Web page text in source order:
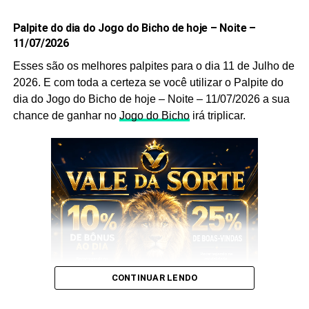
Não deixe de anotar.
Prepare caneta e papel e Anote cada
você faça o jogo perfeito, e aumente a sua probabilidade
de ganhar nojogo do bicho no dia 13 de Maiode 2026.
Após anotar as nossas dicas e os nossospalpites do
são indispensáveis, pois as utilizamos você aumenta
ainda mais a sua chance de acertar o bicho
que vai dar
no poste.
Palpite do dia do Jogo do Bicho
Sem mais delongas esses são os nossosPalpites
Palpite do dia do Jogo do Bicho de hoje – Noite –
11/07/2026
Esses são os melhores palpites para o dia 11 de Julho de
2026. E com toda a certeza se você utilizar o Palpite do
dia do Jogo do Bicho de hoje – Noite – 11/07/2026 a sua
chance de ganhar no Jogo do Bichoirá triplicar.
CONTINUAR LENDO